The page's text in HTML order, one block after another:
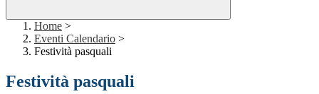
Home >
Eventi Calendario >
Festività pasquali
Festività pasquali